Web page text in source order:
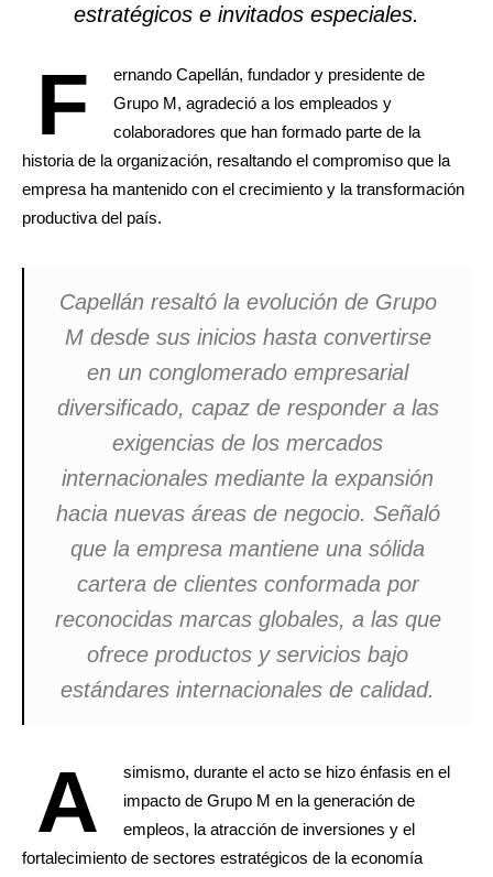
estratégicos e invitados especiales.
F
ernando Capellán, fundador y presidente de
Grupo M, agradeció a los empleados y
colaboradores que han formado parte de la
historia de la organización, resaltando el compromiso que la
empresa ha mantenido con el crecimiento y la transformación
productiva del país.
Capellán resaltó la evolución de Grupo
M desde sus inicios hasta convertirse
en un conglomerado empresarial
diversificado, capaz de responder a las
exigencias de los mercados
internacionales mediante la expansión
hacia nuevas áreas de negocio. Señaló
que la empresa mantiene una sólida
cartera de clientes conformada por
reconocidas marcas globales, a las que
ofrece productos y servicios bajo
estándares internacionales de calidad.
A
simismo, durante el acto se hizo énfasis en el
impacto de Grupo M en la generación de
empleos, la atracción de inversiones y el
fortalecimiento de sectores estratégicos de la economía